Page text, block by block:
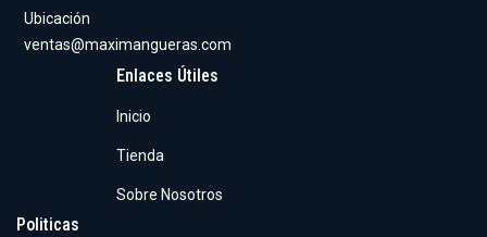
Enlaces Útiles
Inicio
Tienda
Sobre Nosotros
Politicas
Ubicación
ventas@maximangueras.com